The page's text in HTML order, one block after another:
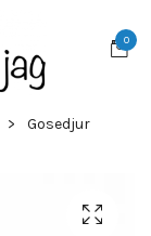
0
Gosedjur